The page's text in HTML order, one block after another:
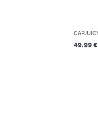
49.99 €